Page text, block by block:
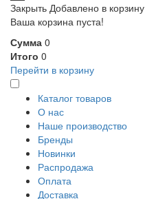
Закрыть Добавлено в корзину
Ваша корзина пуста!
Сумма 0
Итого 0
Перейти в корзину
Каталог товаров
О нас
Наше производство
Бренды
Новинки
Распродажа
Оплата
Доставка